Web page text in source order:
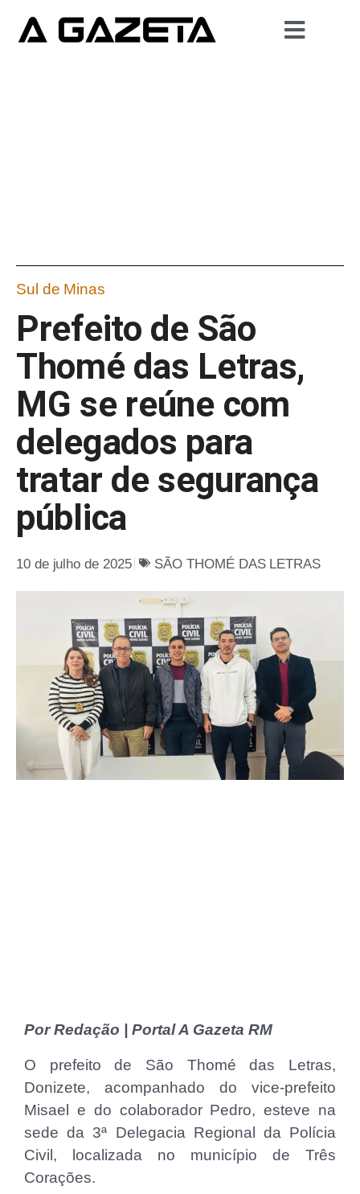
Sul de Minas
Prefeito de São
Thomé das Letras,
MG se reúne com
delegados para
tratar de segurança
pública
10 de julho de 2025 SÃO THOMÉ DAS LETRAS
Por Redação | Portal A Gazeta RM
O prefeito de São Thomé das Letras,
Donizete, acompanhado do vice-prefeito
Misael e do colaborador Pedro, esteve na
sede da 3ª Delegacia Regional da Polícia
Civil, localizada no município de Três
Corações.